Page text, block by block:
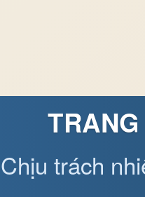
Chịu trách